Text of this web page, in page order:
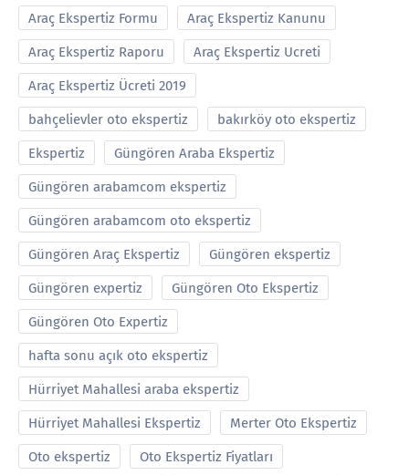
Araç Ekspertiz Formu Araç Ekspertiz Kanunu
Araç Ekspertiz Raporu Araç Ekspertiz Ucreti
Araç Ekspertiz Ücreti 2019
bahçelievler oto ekspertiz bakırköy oto ekspertiz
Ekspertiz Güngören Araba Ekspertiz
Güngören arabamcom ekspertiz
Güngören arabamcom oto ekspertiz
Güngören Araç Ekspertiz Güngören ekspertiz
Güngören expertiz Güngören Oto Ekspertiz
Güngören Oto Expertiz
hafta sonu açık oto ekspertiz
Hürriyet Mahallesi araba ekspertiz
Hürriyet Mahallesi Ekspertiz Merter Oto Ekspertiz
Oto ekspertiz Oto Ekspertiz Fiyatları